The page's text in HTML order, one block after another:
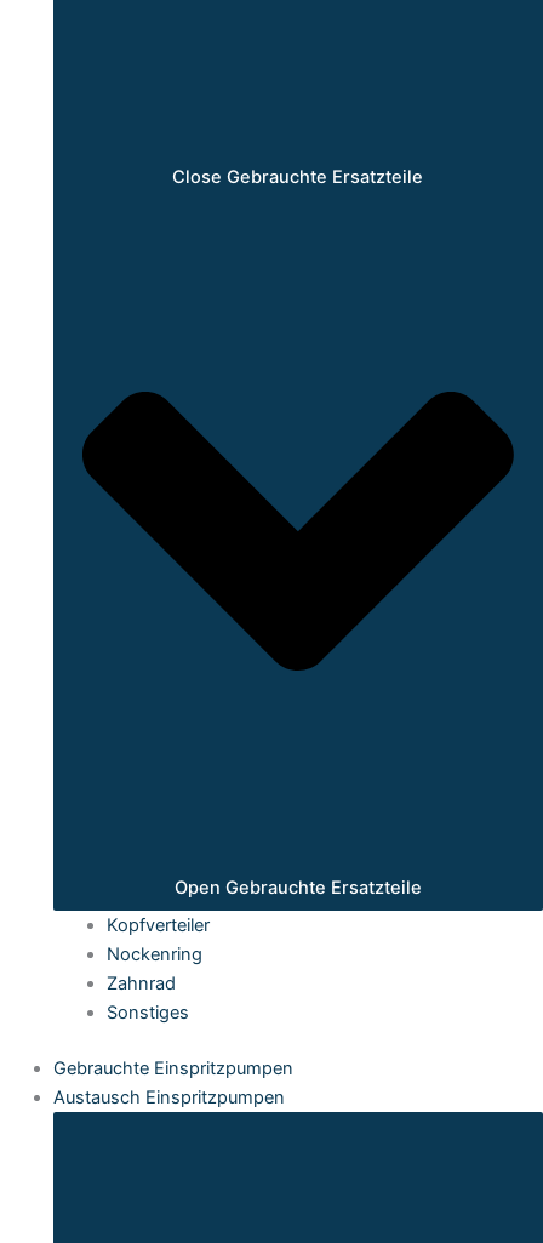
Close Gebrauchte Ersatzteile
Open Gebrauchte Ersatzteile
Kopfverteiler
Nockenring
Zahnrad
Sonstiges
Gebrauchte Einspritzpumpen
Austausch Einspritzpumpen